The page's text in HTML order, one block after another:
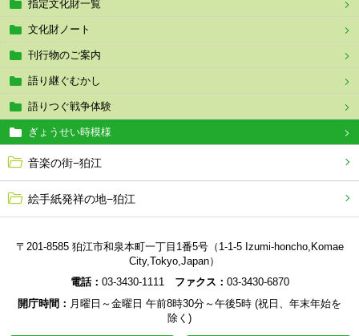
指定文化財一覧
文化財ノート
刊行物のご案内
語り継ぐむかし
語りつぐ戦争体験
ぎょうせい時模様
音楽の街−狛江
絵手紙発祥の地−狛江
〒201-8585 狛江市和泉本町一丁目1番5号（1-1-5 Izumi-honcho,Komae
City,Tokyo,Japan）
電話： 03-3430-1111 ファクス： 03-3430-6870
開庁時間： 月曜日～金曜日 午前8時30分～午後5時 (祝日、年末年始を
除く)